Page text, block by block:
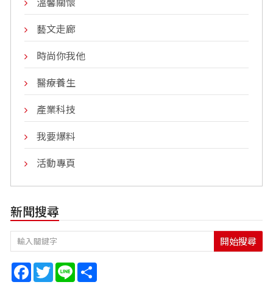
溫馨關懷
藝文走廊
時尚你我他
醫療養生
產業科技
我要爆料
活動專頁
新聞搜尋
開始搜尋
Facebook
TwitterLine